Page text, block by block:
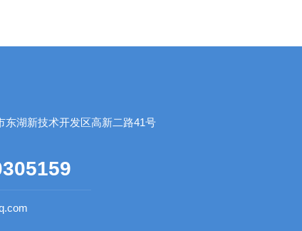
东湖新技术开发区高新二路41号